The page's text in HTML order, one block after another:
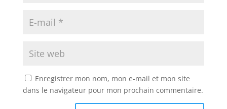
Enregistrer mon nom, mon e-mail et mon site
dans le navigateur pour mon prochain commentaire.